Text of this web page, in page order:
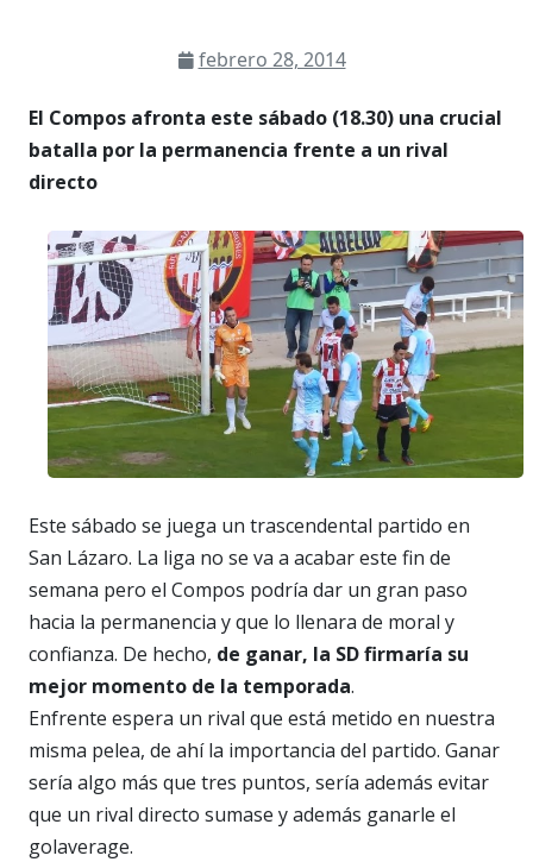
febrero 28, 2014
El Compos afronta este sábado (18.30) una crucial
batalla por la permanencia frente a un rival
directo
Este sábado se juega un trascendental partido en
San Lázaro. La liga no se va a acabar este fin de
semana pero el Compos podría dar un gran paso
hacia la permanencia y que lo llenara de moral y
confianza. De hecho, de ganar, la SD firmaría su
mejor momento de la temporada.
Enfrente espera un rival que está metido en nuestra
misma pelea, de ahí la importancia del partido. Ganar
sería algo más que tres puntos, sería además evitar
que un rival directo sumase y además ganarle el
golaverage.